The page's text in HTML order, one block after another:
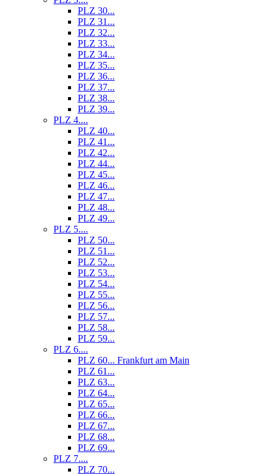
PLZ 30...
PLZ 31...
PLZ 32...
PLZ 33...
PLZ 34...
PLZ 35...
PLZ 36...
PLZ 37...
PLZ 38...
PLZ 39...
PLZ 4....
PLZ 40...
PLZ 41...
PLZ 42...
PLZ 44...
PLZ 45...
PLZ 46...
PLZ 47...
PLZ 48...
PLZ 49...
PLZ 5....
PLZ 50...
PLZ 51...
PLZ 52...
PLZ 53...
PLZ 54...
PLZ 55...
PLZ 56...
PLZ 57...
PLZ 58...
PLZ 59...
PLZ 6....
PLZ 60... Frankfurt am Main
PLZ 61...
PLZ 63...
PLZ 64...
PLZ 65...
PLZ 66...
PLZ 67...
PLZ 68...
PLZ 69...
PLZ 7....
PLZ 70...